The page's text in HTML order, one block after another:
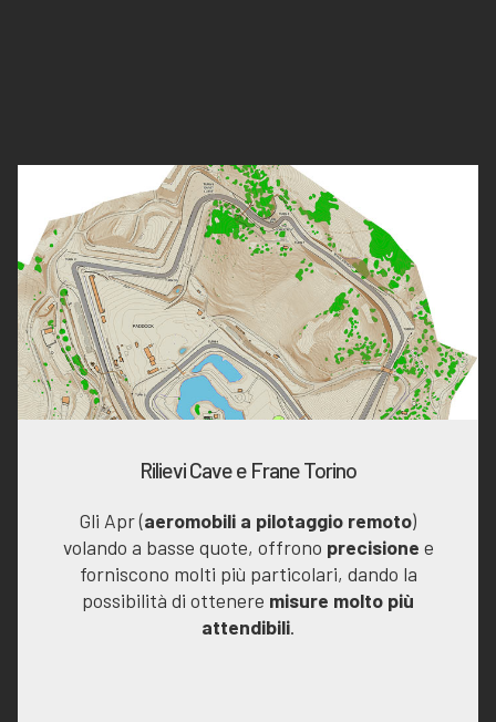
Rilievi Cave e Frane Torino
Gli Apr (aeromobili a pilotaggio remoto)
volando a basse quote, offrono precisione e
forniscono molti più particolari, dando la
possibilità di ottenere misure molto più
attendibili.